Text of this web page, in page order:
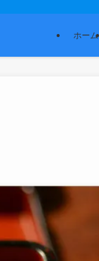
ホーム